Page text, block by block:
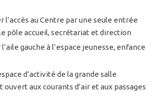
l’accès au Centre par une seule entrée
pôle accueil, secrétariat et direction
gauche à l’espace jeunesse, enfance
d’activité de la grande salle
aux courants d’air et aux passages